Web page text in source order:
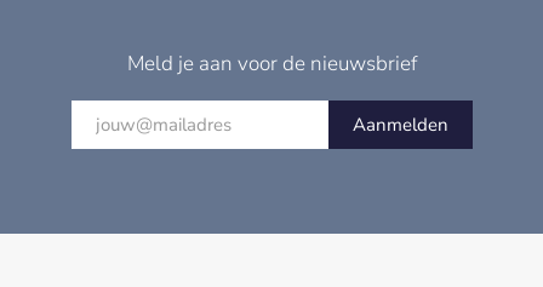
Meld je aan voor de nieuwsbrief
Aanmelden